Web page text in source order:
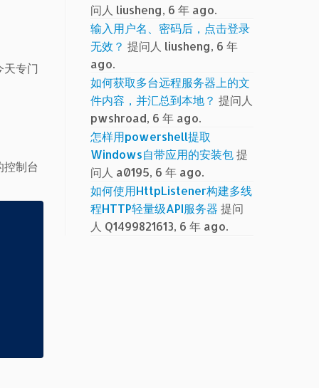
天专门
制台
问人 liusheng, 6 年 ago.
输入用户名、密码后，点击登录
无效？ 提问人 liusheng, 6 年
ago.
如何获取多台远程服务器上的文
件内容，并汇总到本地？ 提问人
pwshroad, 6 年 ago.
怎样用powershell提取
Windows自带应用的安装包提
问人 a0195, 6 年 ago.
如何使用HttpListener构建多线
程HTTP轻量级API服务器 提问
人 Q1499821613, 6 年 ago.